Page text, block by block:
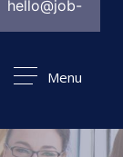
hello@job-
Menu